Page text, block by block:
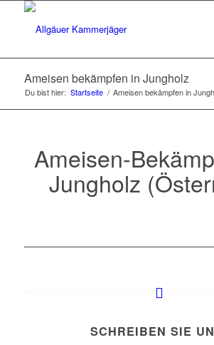
Ameisen bekämpfen in Jungholz
Du bist hier: Startseite / Ameisen bekämpfen in
Ameisen-
Jungholz
SCHREIBEN SIE